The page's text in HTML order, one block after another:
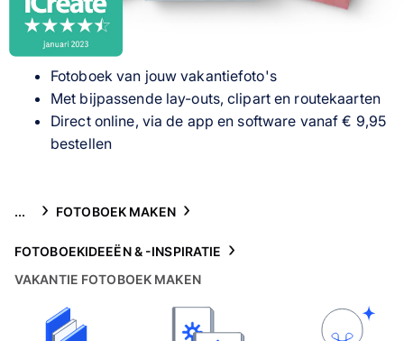
Fotoboek van jouw vakantiefoto's
Met bijpassende lay-outs, clipart en routekaarten
Direct online, via de app en software vanaf € 9,95
bestellen
... FOTOBOEK MAKEN
FOTOBOEKIDEEËN & -INSPIRATIE
VAKANTIE FOTOBOEK MAKEN